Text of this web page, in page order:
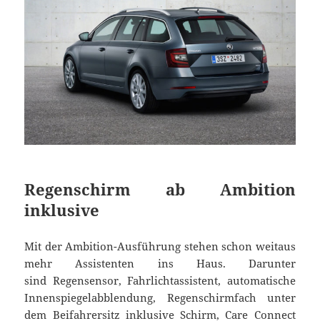
Regenschirm ab Ambition
inklusive
Mit der Ambition-Ausführung stehen schon weitaus
mehr Assistenten ins Haus. Darunter
sind Regensensor, Fahrlichtassistent, automatische
Innenspiegelabblendung, Regenschirmfach unter
dem Beifahrersitz inklusive Schirm, Care Connect